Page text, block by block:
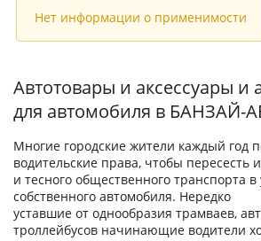
Нет информации о применимости
Автотовары и аксессуары и
для автомобиля в БАНЗАЙ-
Многие городские жители каждый год
водительские права, чтобы пересесть
и тесного общественного транспорта
собственного автомобиля. Нередко
уставшие от однообразия трамваев,
троллейбусов начинающие водители